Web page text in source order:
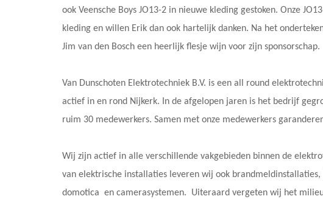
ook Veensche Boys JO13-2 in nieuwe kleding gestoken. Onze
kleding en willen Erik dan ook hartelijk danken. Na het
Jim van den Bosch een heerlijk flesje wijn voor zijn sponsorschap.
Van Dunschoten Elektrotechniek B.V. is een all round
actief in en rond Nijkerk. In de afgelopen jaren is het bedrijf
ruim 30 medewerkers. Samen met onze medewerkers
Wij zijn actief in alle verschillende vakgebieden binnen de
van elektrische installaties leveren wij ook
domotica en camerasystemen. Uiteraard vergeten wij het